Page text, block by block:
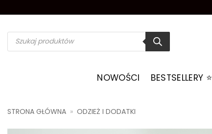
zawartości
Wyszukiwarka
produktów
NOWOŚCI BESTSELLERY ⭐️
STRONA GŁÓWNA » ODZIEŻ I DODATKI